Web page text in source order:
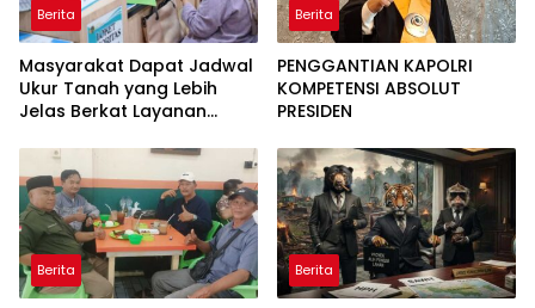
Berita
Masyarakat Dapat Jadwal
Ukur Tanah yang Lebih
Jelas Berkat Layanan
Berita
PENGGANTIAN KAPOLRI
KOMPETENSI ABSOLUT
PRESIDEN
Berita Berita